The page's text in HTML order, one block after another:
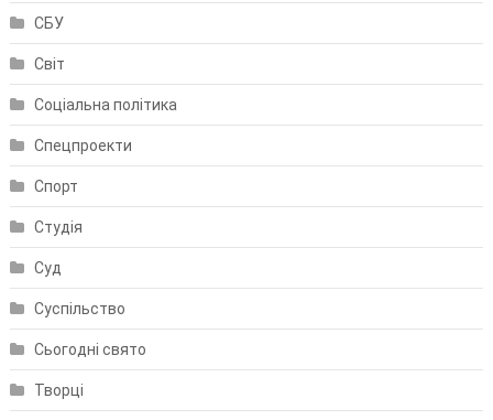
СБУ
Світ
Соціальна політика
Спецпроекти
Спорт
Студія
Суд
Суспільство
Сьогодні свято
Творці